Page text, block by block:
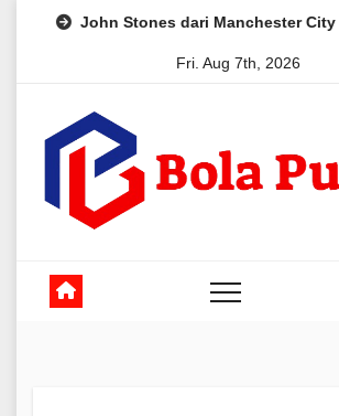
John Stones dari Manchester City
Fri. Aug 7th, 2026